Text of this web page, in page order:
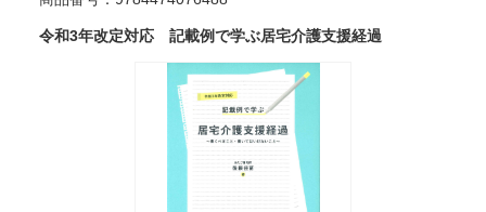
令和3年改定対応 記載例で学ぶ居宅介護支援経過